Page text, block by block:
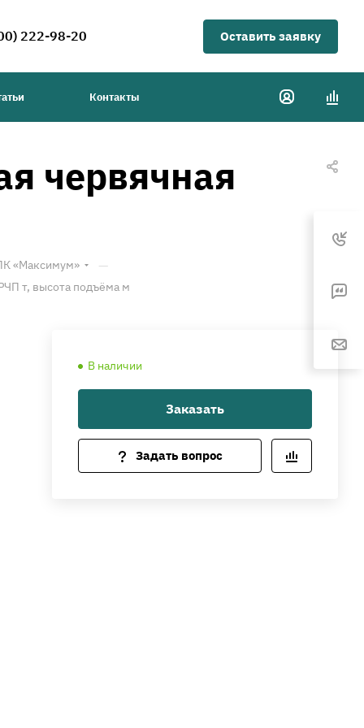
222-98-20 Оставить заявку
Контакты
червячная
«Максимум» —
т, высота подъёма м
В наличии
Заказать
Задать вопрос